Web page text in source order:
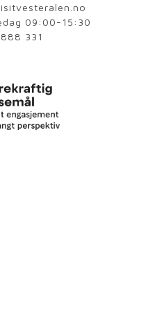
09:00-15:30
331